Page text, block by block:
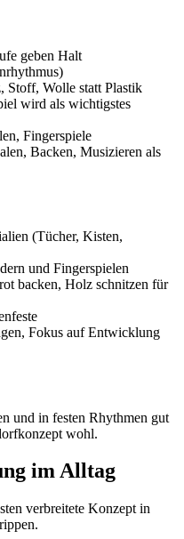
geben Halt
Stoff, Wolle statt Plastik
wird als wichtigstes
Fingerspiele
Backen, Musizieren als
(Tücher, Kisten,
und Fingerspielen
backen, Holz schnitzen für
Fokus auf Entwicklung
und in festen Rhythmen gut
wohl.
im Alltag
verbreitete Konzept in